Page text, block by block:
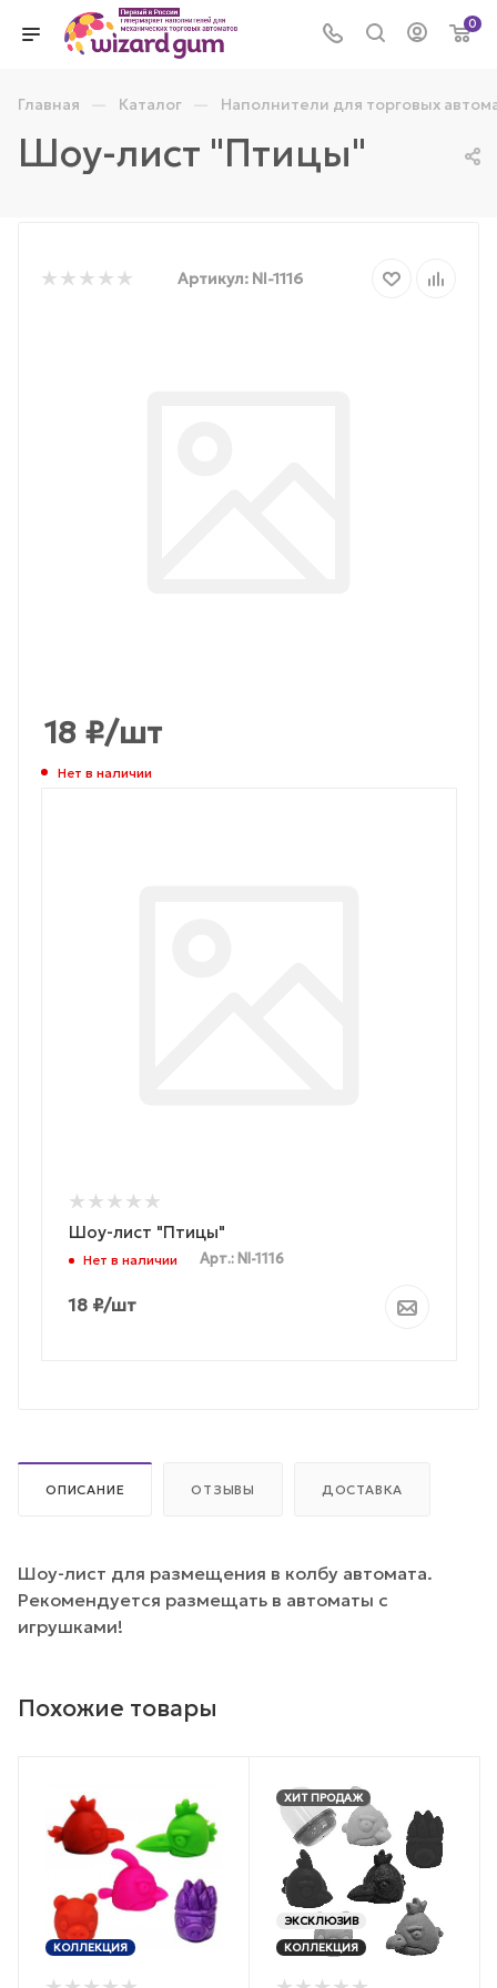
0
Главная — Каталог — Наполнители для торговых
Шоу-лист "Птицы"
Артикул: NI-1116
18 ₽/шт
Нет в наличии
Шоу-лист "Птицы"
Нет в наличии Арт.: NI-1116
18 ₽/шт
ОПИСАНИЕ ОТЗЫВЫ ДОСТАВКА
Шоу-лист для размещения в колбу автомата.
Рекомендуется размещать в автоматы с
игрушками!
Похожие товары
КОЛЛЕКЦИЯ
ХИТ ПРОДАЖ
ЭКСКЛЮЗИВ
КОЛЛЕКЦИЯ